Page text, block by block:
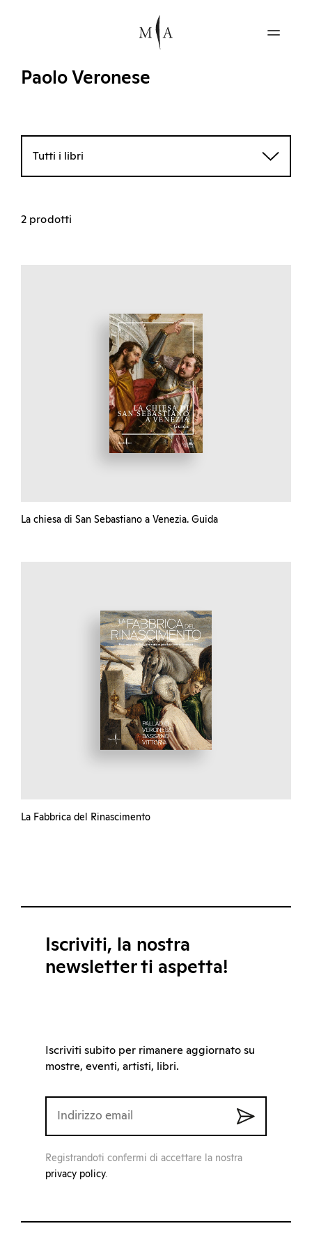
Paolo Veronese
Tutti i libri
2 prodotti
La chiesa di San Sebastiano a Venezia. Guida
La Fabbrica del Rinascimento
Iscriviti, la nostra
newsletter ti aspetta!
Iscriviti subito per rimanere aggiornato su
mostre, eventi, artisti, libri.
Registrandoti confermi di accettare la nostra
privacy policy.